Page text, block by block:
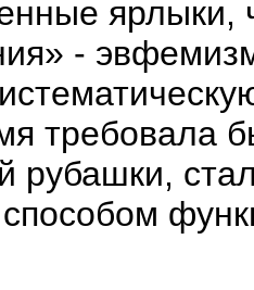
-
требовала
рубашки,